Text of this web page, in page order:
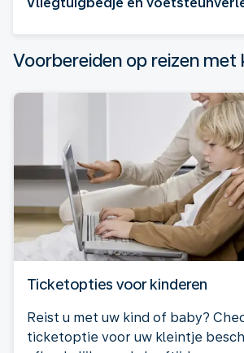
Voorbereiden op reizen met
Ticketopties voor kinderen
Reist u met uw kind of baby?
ticketoptie voor uw kleintje